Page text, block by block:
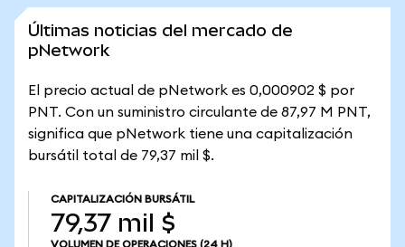
Últimas noticias del mercado de
pNetwork
El precio actual de pNetwork es 0,000902 $ por
PNT. Con un suministro circulante de 87,97 M PNT,
significa que pNetwork tiene una capitalización
bursátil total de 79,37 mil $.
CAPITALIZACIÓN BURSÁTIL
79,37 mil $
VOLUMEN DE OPERACIONES (24 H)